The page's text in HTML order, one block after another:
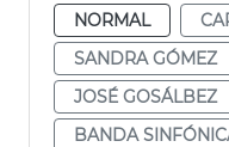
NORMAL
SANDRA GÓMEZ
JOSÉ GOSÁLBEZ
BANDA